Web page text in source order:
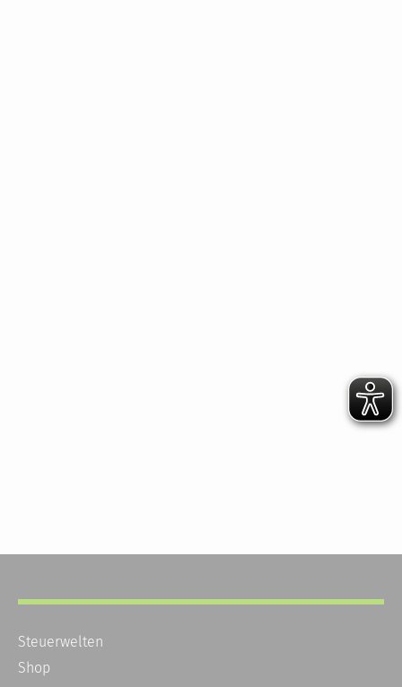
Steuerwelten
Shop